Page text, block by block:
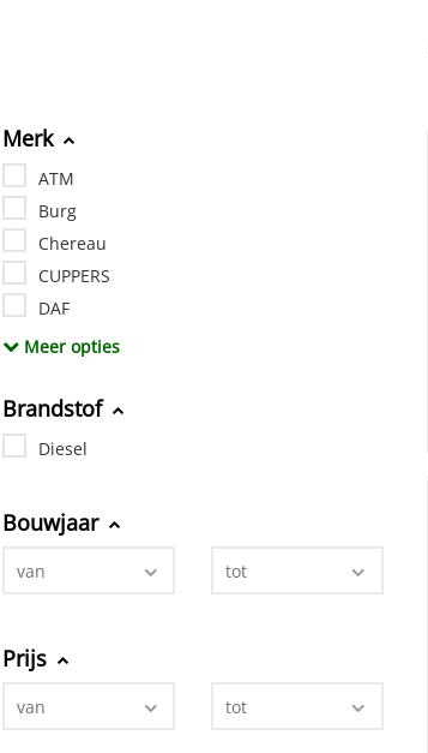
Merk
ATM
Burg
Chereau
CUPPERS
DAF
Meer opties
Brandstof
Diesel
Bouwjaar
van tot
Prijs
van tot